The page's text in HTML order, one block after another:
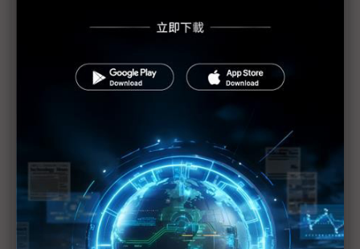
日產、本田延長停工
G7同意聯手干預 日圓兌美元應聲急貶至81日圓
日圓兌美元再次創戰後新紀錄 最強價位逼近76日圓
G7經濟首長將討論對日援助方案
日本東北重建計畫 將刺激當地經濟發展
日本危機最糟情況為何？